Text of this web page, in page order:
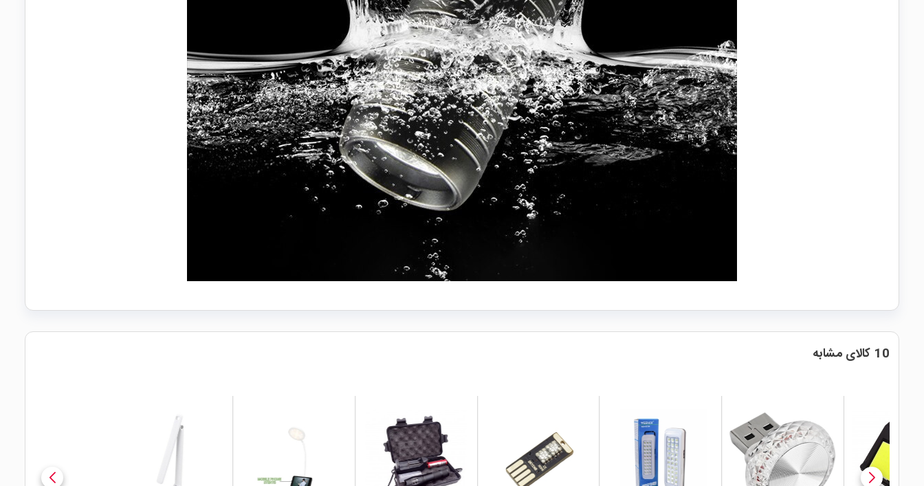
10 کالای مشابه
local_mall
local_mall
local_mall
local_mall